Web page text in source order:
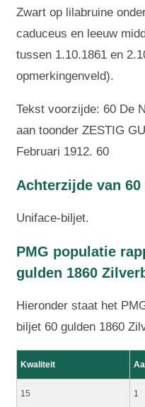
Zwart op lilabruine
caduceus en leeuw
tussen 1.10.1861 en
opmerkingenveld).
Tekst voorzijde: 60 De
aan toonder ZESTIG
Februari 1912. 60
Achterzijde van
Uniface-biljet.
PMG populatie
gulden 1860
Hieronder staat het
biljet 60 gulden 1860
Kwaliteit
15 1